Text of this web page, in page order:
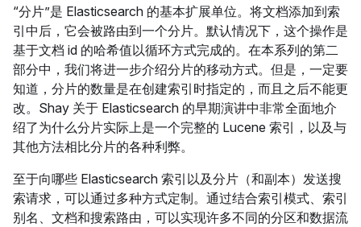
“分片”是 Elasticsearch 的基本扩展单位。将文档添加到索
引中后，它会被路由到一个分片。默认情况下，这个操作是
基于文档 id 的哈希值以循环方式完成的。在本系列的第二
部分中，我们将进一步介绍分片的移动方式。但是，一定要
知道，分片的数量是在创建索引时指定的，而且之后不能更
改。Shay 关于 Elasticsearch 的早期演讲中非常全面地介
绍了为什么分片实际上是一个完整的 Lucene 索引，以及与
其他方法相比分片的各种利弊。
至于向哪些 Elasticsearch 索引以及分片（和副本）发送搜
索请求，可以通过多种方式定制。通过结合索引模式、索引
别名、文档和搜索路由，可以实现许多不同的分区和数据流